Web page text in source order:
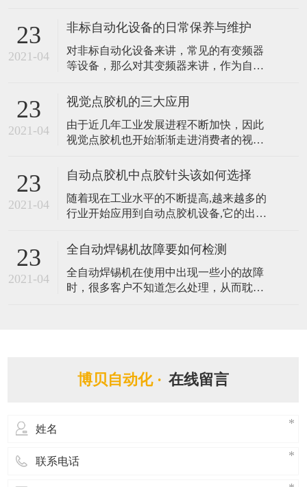
平常使用自
行业和各大电子产品生产中都离不开它。
想必大家一定十分好奇，手持式螺丝机的
优势到底有哪些。 1、多功能长时效 手持
式螺丝机具备完善齐全的功能且长时效工
接，移
23
2021-04
非标自动化设备的日常保养与维护
对非标自动化设备来讲，常见的有变频器
等设备，那么对其变频器来讲，作为自动
保养与维护呢? 首先就保养过程来讲，有些
保养是需要每天进行的，比如对变频器的
环境温度与湿度进行检查，因为其对变频
器会产生比较重要的影响，当环境过高的
坏，或
23
2021-04
视觉点胶机的三大应用
由于近几年工业发展进程不断加快，因此
视觉点胶机也开始渐渐走进消费者的视线
域且备受青睐。主要是因为它拥有超大储
存的硬盘，以及附带视觉检测定位系统而
能够有效辅助程式编辑，实时追踪坐标轨
迹，大大提升编程的效率。那么拥有如此
工智能
23
2021-04
自动点胶机中点胶针头该如何选择
随着现在工业水平的不断提高,越来越多的
行业开始应用到自动点胶机设备,它的出现
品质与效率。点胶针头在自动点胶机中扮
演着很重要的角色,不同的胶水需要配不同
样式的点胶针头,它将直接与间接影响着点
胶机的点胶质量与效果,由此可见其点胶针
23
2021-04
全自动焊锡机故障要如何检测
全自动焊锡机在使用中出现一些小的故障
时，很多客户不知道怎么处理，从而耽误
障要如何检测? 1. 检测全自动焊锡机所有的
博贝自动化 · 在线留言